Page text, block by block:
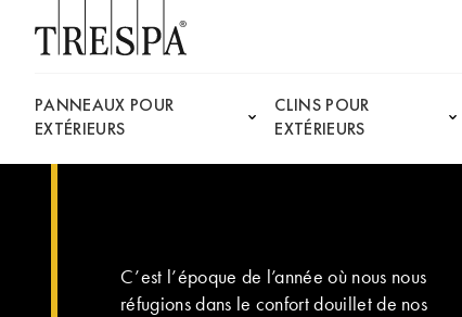
PANNEAUX POUR
EXTÉRIEURS
CLINS POUR
EXTÉRIEURS
C’est l’époque de l’année où nous nous
réfugions dans le confort douillet de nos